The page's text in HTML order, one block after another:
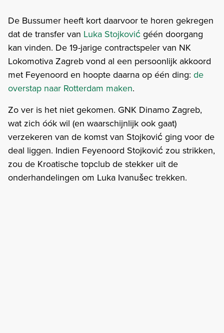
De Bussumer heeft kort daarvoor te horen gekregen
dat de transfer van Luka Stojković géén doorgang
kan vinden. De 19-jarige contractspeler van NK
Lokomotiva Zagreb vond al een persoonlijk akkoord
met Feyenoord en hoopte daarna op één ding: de
overstap naar Rotterdam maken.
Zo ver is het niet gekomen. GNK Dinamo Zagreb,
wat zich óók wil (en waarschijnlijk ook gaat)
verzekeren van de komst van Stojković ging voor de
deal liggen. Indien Feyenoord Stojković zou strikken,
zou de Kroatische topclub de stekker uit de
onderhandelingen om Luka Ivanušec trekken.